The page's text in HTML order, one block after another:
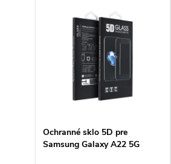
Ochranné sklo 5D pre
Samsung Galaxy A22 5G